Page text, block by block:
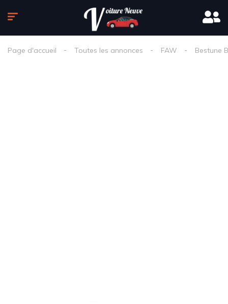
Page d'accueil Toutes les annonces FAW Bestune